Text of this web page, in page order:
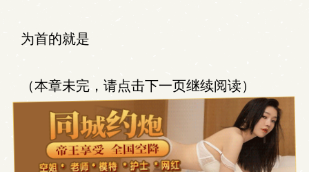
为首的就是
（本章未完，请点击下一页继续阅读）